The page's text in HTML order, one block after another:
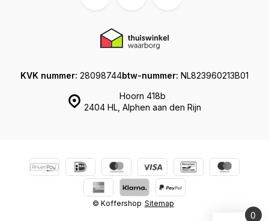
Hoorn 418b
2404 HL, Alphen aan den Rijn
KVK nummer: 28098744btw-nummer: NL823960213B01
© Koffershop Sitemap
0